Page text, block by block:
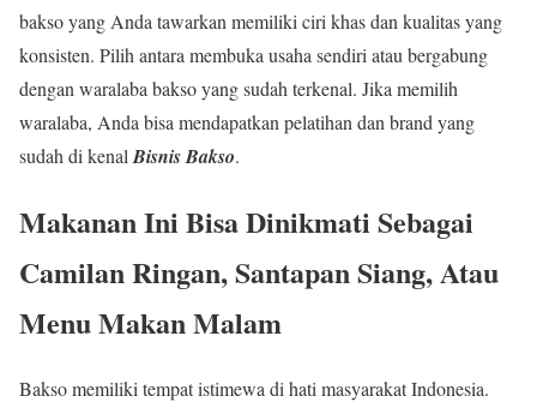
bakso yang Anda tawarkan memiliki ciri khas dan kualitas yang
konsisten. Pilih antara membuka usaha sendiri atau bergabung
dengan waralaba bakso yang sudah terkenal. Jika memilih
waralaba, Anda bisa mendapatkan pelatihan dan brand yang
sudah di kenalBisnis Bakso.
Makanan Ini Bisa Dinikmati Sebagai
Camilan Ringan, Santapan Siang, Atau
Menu Makan Malam
Bakso memiliki tempat istimewa di hati masyarakat Indonesia.